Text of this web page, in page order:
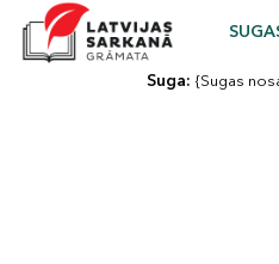
Suga: {Sugas